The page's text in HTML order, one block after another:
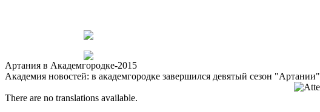
Артания в Академгородке-2015
Академия новостей: в академгородке завершился девятый сезон "Артании"
There are no translations available.